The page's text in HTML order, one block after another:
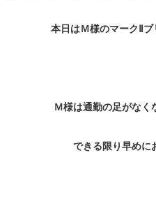
本日はＭ様のマークⅡブ
Ｍ様は通勤の足がなく
できる限り早めに